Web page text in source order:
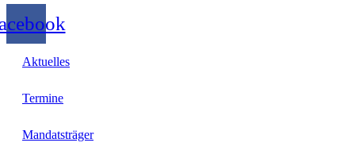
Aktuelles
Termine
Mandatsträger